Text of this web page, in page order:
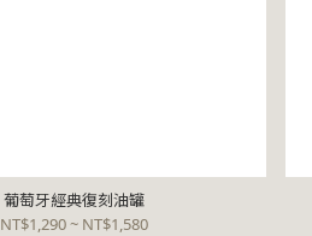
葡萄牙經典復刻油罐
NT$1,290 ~ NT$1,580